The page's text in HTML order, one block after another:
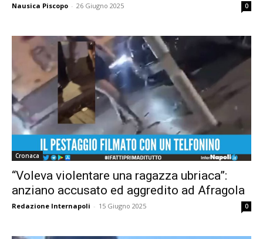
Nausica Piscopo - 26 Giugno 2025 0
Cronaca
“Voleva violentare una ragazza ubriaca”:
anziano accusato ed aggredito ad Afragola
Redazione Internapoli - 15 Giugno 2025 0